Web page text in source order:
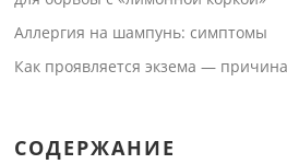
Аллергия на шампунь: симптомы
Как проявляется экзема —
СОДЕРЖАНИЕ